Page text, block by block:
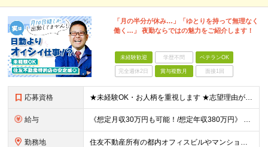
「月の半分が休み…」「ゆとりを持って無理なく
働く…」 夜勤ならではの魅力をご紹介します！
未経験歓迎 学歴不問 ベテランOK
完全週休2日 賞与複数月 面接1回
応募資格 ★未経験OK・お人柄を重視します ★志望理由が明確でない方もお気軽にご応募ください！ ■高卒以上 ■60歳未満の方(定年年齢による理由) ＜長く安心して働きやすい＞ 当社では現在20代～60代の管理
給与 《想定月収30万円も可能！/想定年収380万円》 ■月給24万5000円以上＋賞与年2回(2カ月/2025年実績)＋時間外手当＋資格手当＋役職手当＋交通費 ………… ≪昇給、賞与、および各種諸手当につ
勤務地 住友不動産所有の都内オフィスビルやマンションでの勤務となります。 ★希望を考慮し、転居を伴う転勤はありません。 ★新宿・日本橋・半蔵門・飯田橋・秋葉原・中野・大崎をはじめとした23区のビルが対象です。